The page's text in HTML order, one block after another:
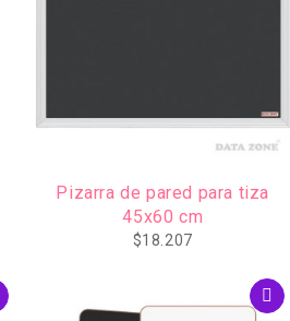
Pizarra de pared para tiza
45x60 cm
$18.207